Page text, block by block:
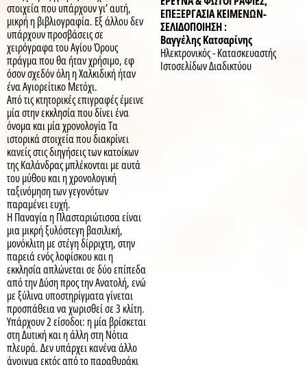
στοιχεία που υπάρχουν γι’ αυτή,
μικρή η βιβλιογραφία. Εξ άλλου δεν
υπάρχουν προσβάσεις σε
χειρόγραφα του Αγίου Όρους
πράγμα που θα ήταν χρήσιμο, εφ
όσον σχεδόν όλη η Χαλκιδική ήταν
ένα Αγιορείτικο Μετόχι.
Από τις κτητορικές επιγραφές έμεινε
μία στην εκκλησία που δίνει ένα
όνομα και μία χρονολογία Τα
ιστορικά στοιχεία που διακρίνει
κανείς στις διηγήσεις των κατοίκων
της Καλάνδρας μπλέκονται με αυτά
του μύθου και η χρονολογική
ταξινόμηση των γεγονότων
παραμένει ευχή.
Η Παναγία η Πλασταριώτισσα είναι
μια μικρή ξυλόστεγη βασιλική,
μονόκλιτη με στέγη δίρριχτη, στην
παρειά ενός λοφίσκου και η
εκκλησία απλώνεται σε δύο επίπεδα
από την Δύση προς την Ανατολή, ενώ
με ξύλινα υποστηρίγματα γίνεται
προσπάθεια να χωρισθεί σε 3 κλίτη.
Υπάρχουν 2 είσοδοι: η μία βρίσκεται
στη Δυτική και η άλλη στη Νότια
πλευρά. Δεν υπάρχει κανένα άλλο
άνοιγμα εκτός από το παραθυράκι
ΕΠΕΞΕΡΓΑΣΙΑ ΚΕΙΜΕΝΩΝ-
ΣΕΛΙΔΟΠΟΙΗΣΗ :
Βαγγέλης Κατσαρίνης
Ηλεκτρονικός - Κατασκευαστής
Ιστοσελίδων Διαδικτύου